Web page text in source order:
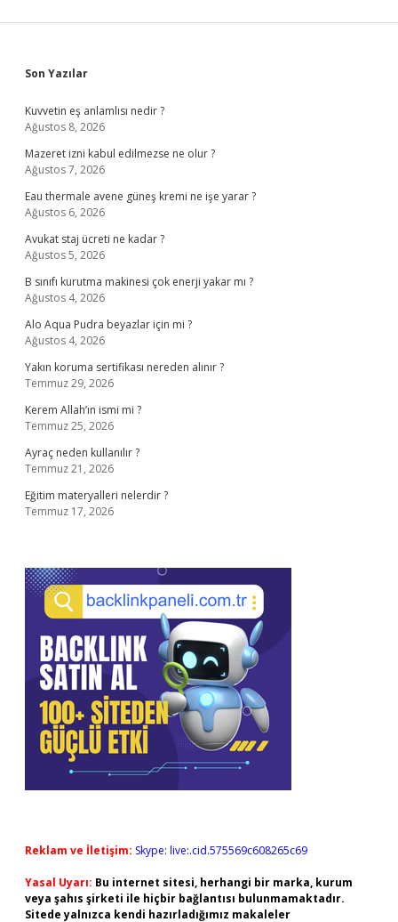
Sidebar
Son Yazılar
Kuvvetin eş anlamlısı nedir ?
Ağustos 8, 2026
Mazeret izni kabul edilmezse ne olur ?
Ağustos 7, 2026
Eau thermale avene güneş kremi ne işe yarar ?
Ağustos 6, 2026
Avukat staj ücreti ne kadar ?
Ağustos 5, 2026
B sınıfı kurutma makinesi çok enerji yakar mı ?
Ağustos 4, 2026
Alo Aqua Pudra beyazlar için mi ?
Ağustos 4, 2026
Yakın koruma sertifikası nereden alınır ?
Temmuz 29, 2026
Kerem Allah’ın ismi mi ?
Temmuz 25, 2026
Ayraç neden kullanılır ?
Temmuz 21, 2026
Eğitim materyalleri nelerdir ?
Temmuz 17, 2026
Reklam ve İletişim: Skype: live:.cid.575569c608265c69
Yasal Uyarı: Bu internet sitesi, herhangi bir marka, kurum
veya şahıs şirketi ile hiçbir bağlantısı bulunmamaktadır.
Sitede yalnızca kendi hazırladığımız makaleler